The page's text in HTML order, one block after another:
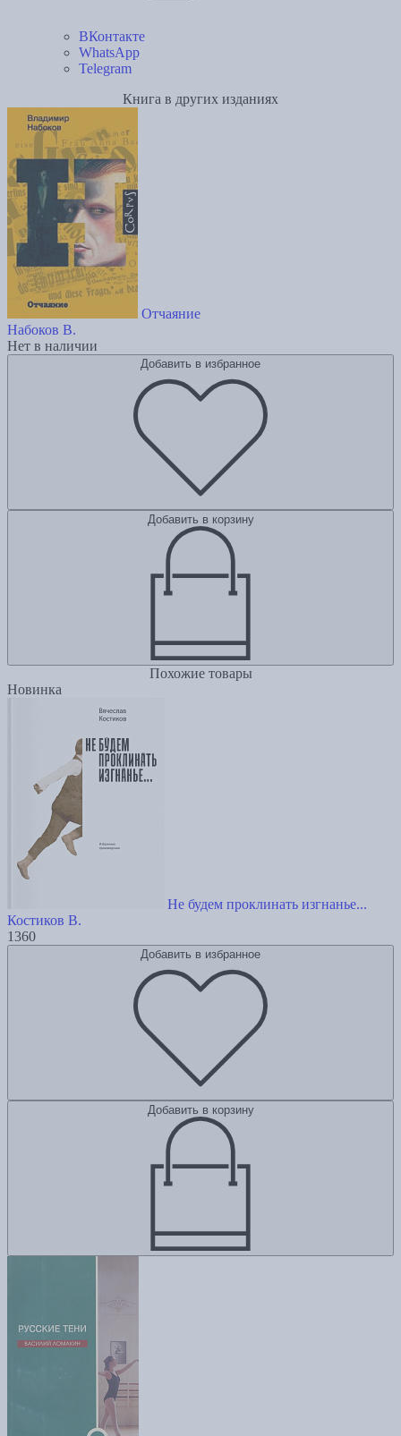
ВКонтакте
WhatsApp
Telegram
Книга в других изданиях
Отчаяние
Набоков В.
Нет в наличии
Добавить в избранное
Добавить в корзину
Похожие товары
Новинка
Не будем проклинать изгнанье...
Костиков В.
1360
Добавить в избранное
Добавить в корзину